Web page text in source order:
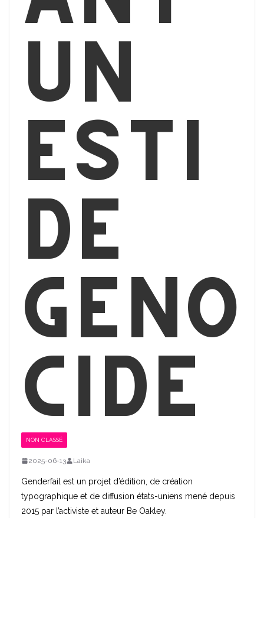
un
esti
de
géno
cide
NON CLASSÉ
2025-06-13 Laika
Genderfail est un projet d’édition, de création
typographique et de diffusion états-uniens mené depuis
2015 par l’activiste et auteur Be Oakley.